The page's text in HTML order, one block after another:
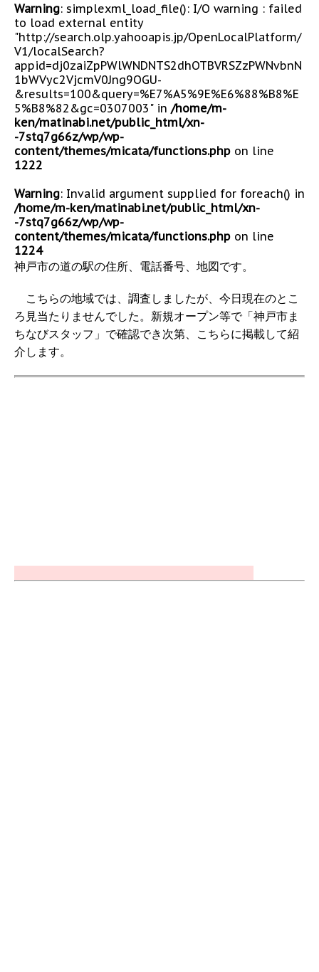
Warning: simplexml_load_file(): I/O warning : failed
to load external entity
"http://search.olp.yahooapis.jp/OpenLocalPlatform/
V1/localSearch?
appid=dj0zaiZpPWlWNDNTS2dhOTBVRSZzPWNvbnN
1bWVyc2VjcmV0Jng9OGU-
&results=100&query=%E7%A5%9E%E6%88%B8%E
5%B8%82&gc=0307003" in /home/m-
ken/matinabi.net/public_html/xn-
-7stq7g66z/wp/wp-
content/themes/micata/functions.php on line
1222
Warning: Invalid argument supplied for foreach() in
/home/m-ken/matinabi.net/public_html/xn-
-7stq7g66z/wp/wp-
content/themes/micata/functions.php on line
1224
神戸市の道の駅の住所、電話番号、地図です。
こちらの地域では、調査しましたが、今日現在のとこ
ろ見当たりませんでした。新規オープン等で「神戸市ま
ちなびスタッフ」で確認でき次第、こちらに掲載して紹
介します。